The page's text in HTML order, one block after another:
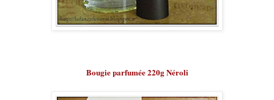
Bougie parfumée 220g Néroli